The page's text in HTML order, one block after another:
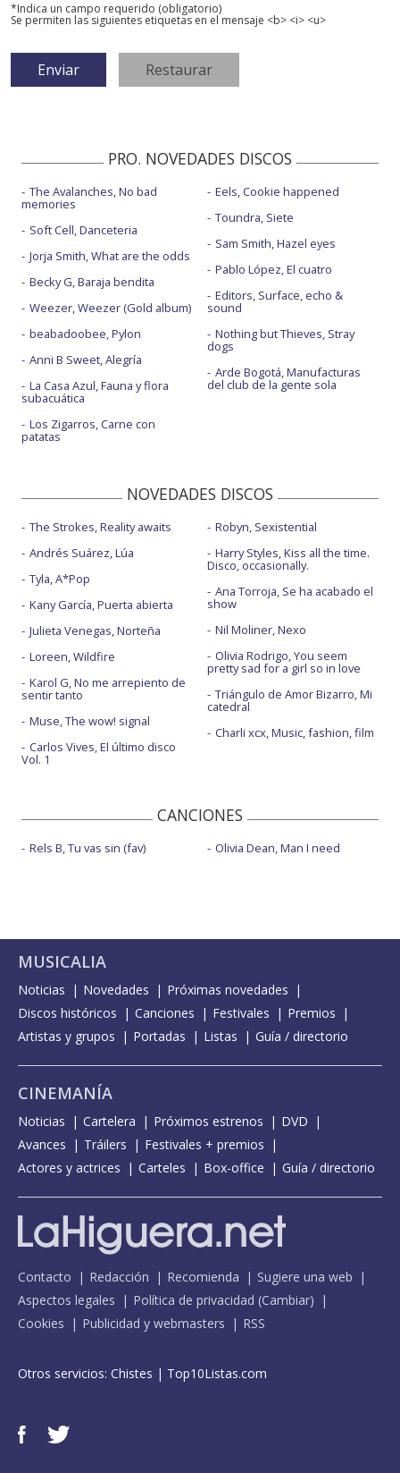
*Indica un campo requerido (obligatorio)
Se permiten las siguientes etiquetas en el mensaje <b> <i> <u>
PRO. NOVEDADES DISCOS
The Avalanches, No bad
memories
Soft Cell, Danceteria
Jorja Smith, What are the odds
Becky G, Baraja bendita
Weezer, Weezer (Gold album)
beabadoobee, Pylon
Anni B Sweet, Alegría
La Casa Azul, Fauna y flora
subacuática
Los Zigarros, Carne con
patatas
Eels, Cookie happened
Toundra, Siete
Sam Smith, Hazel eyes
Pablo López, El cuatro
Editors, Surface, echo &
sound
Nothing but Thieves, Stray
dogs
Arde Bogotá, Manufacturas
del club de la gente sola
NOVEDADES DISCOS
The Strokes, Reality awaits
Andrés Suárez, Lúa
Tyla, A*Pop
Kany García, Puerta abierta
Julieta Venegas, Norteña
Loreen, Wildfire
Karol G, No me arrepiento de
sentir tanto
Muse, The wow! signal
Carlos Vives, El último disco
Vol. 1
Robyn, Sexistential
Harry Styles, Kiss all the time.
Disco, occasionally.
Ana Torroja, Se ha acabado el
show
Nil Moliner, Nexo
Olivia Rodrigo, You seem
pretty sad for a girl so in love
Triángulo de Amor Bizarro, Mi
catedral
Charli xcx, Music, fashion, film
CANCIONES
Rels B, Tu vas sin (fav) Olivia Dean, Man I need
MUSICALIA
Noticias Novedades
Próximas novedades
Discos históricos
Canciones Festivales
Premios
Artistas y grupos
Portadas Listas Guía / directorio
CINEMANÍA
Noticias Cartelera Próximos estrenos
DVD
Avances
Tráilers
Festivales + premios
Actores y actrices
Carteles Box-office Guía / directorio
Contacto Redacción Recomienda
Sugiere una web
Aspectos legales
Política de privacidad (Cambiar)
Cookies
Publicidad y webmasters RSS
Otros servicios: Chistes | Top10Listas.com